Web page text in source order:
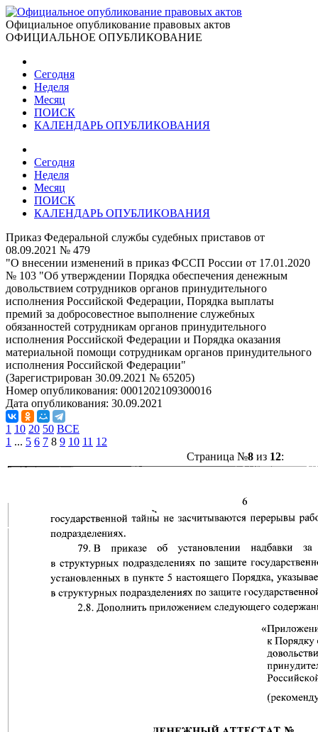
Официальное опубликование правовых актов
ОФИЦИАЛЬНОЕ ОПУБЛИКОВАНИЕ
Сегодня
Неделя
Месяц
ПОИСК
КАЛЕНДАРЬ ОПУБЛИКОВАНИЯ
Сегодня
Неделя
Месяц
ПОИСК
КАЛЕНДАРЬ ОПУБЛИКОВАНИЯ
Приказ Федеральной службы судебных приставов от
08.09.2021 № 479
"О внесении изменений в приказ ФССП России от 17.01.2020
№ 103 "Об утверждении Порядка обеспечения денежным
довольствием сотрудников органов принудительного
исполнения Российской Федерации, Порядка выплаты
премий за добросовестное выполнение служебных
обязанностей сотрудникам органов принудительного
исполнения Российской Федерации и Порядка оказания
материальной помощи сотрудникам органов принудительного
исполнения Российской Федерации"
(Зарегистрирован 30.09.2021 № 65205)
Номер опубликования: 0001202109300016
Дата опубликования: 30.09.2021
1 10 20 50 ВСЕ
1 ... 5 6 7 8 9 10 11 12
Страница №8из 12: